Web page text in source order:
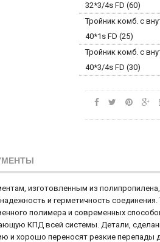
32*3/4s FD (60)
Тройник комб. с
40*1s FD (25)
Тройник комб. с
40*3/4s FD (30)
изготовленным из
и герметичность
полимера и современных
КПД всей системы. Детали,
и хорошо переносят резкие перепады